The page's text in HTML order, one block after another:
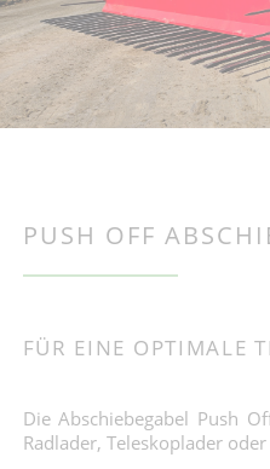
PUSH OFF
FÜR EINE OPTIMALE
Die Abschiebegabel Push
Radlader, Teleskoplader